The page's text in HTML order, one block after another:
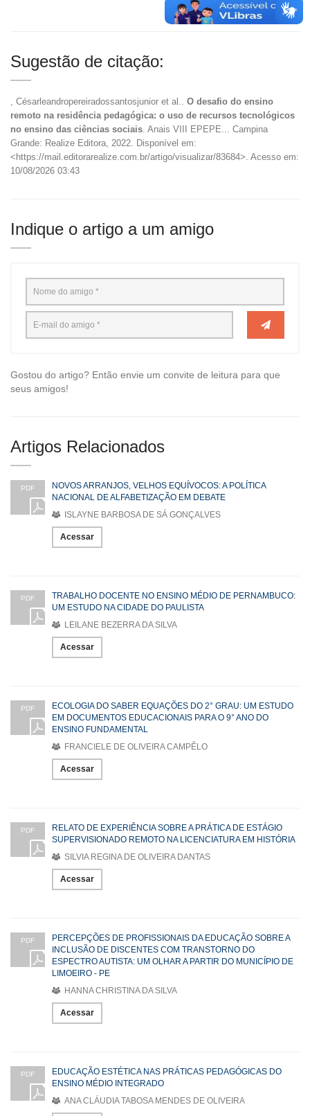
Sugestão de citação:
, Césarleandropereiradossantosjunior et al.. O desafio do ensino
remoto na residência pedagógica: o uso de recursos tecnológicos
no ensino das ciências sociais . Anais VIII EPEPE... Campina
Grande: Realize Editora, 2022. Disponível em:
<https://mail.editorarealize.com.br/artigo/visualizar/83684>. Acesso em:
10/08/2026 03:43
Indique o artigo a um amigo
Gostou do artigo? Então envie um convite de leitura para que
seus amigos!
Artigos Relacionados
PDF
NOVOS ARRANJOS, VELHOS EQUÍVOCOS: A POLÍTICA
NACIONAL DE ALFABETIZAÇÃO EM DEBATE
ISLAYNE BARBOSA DE SÁ GONÇALVES
Acessar
PDF
TRABALHO DOCENTE NO ENSINO MÉDIO DE PERNAMBUCO:
UM ESTUDO NA CIDADE DO PAULISTA
LEILANE BEZERRA DA SILVA
Acessar
PDF
ECOLOGIA DO SABER EQUAÇÕES DO 2° GRAU: UM ESTUDO
EM DOCUMENTOS EDUCACIONAIS PARA O 9° ANO DO
ENSINO FUNDAMENTAL
FRANCIELE DE OLIVEIRA CAMPÊLO
Acessar
PDF
RELATO DE EXPERIÊNCIA SOBRE A PRÁTICA DE ESTÁGIO
SUPERVISIONADO REMOTO NA LICENCIATURA EM HISTÓRIA
SILVIA REGINA DE OLIVEIRA DANTAS
Acessar
PDF
PERCEPÇÕES DE PROFISSIONAIS DA EDUCAÇÃO SOBRE A
INCLUSÃO DE DISCENTES COM TRANSTORNO DO
ESPECTRO AUTISTA: UM OLHAR A PARTIR DO MUNICÍPIO DE
LIMOEIRO - PE
HANNA CHRISTINA DA SILVA
Acessar
PDF
EDUCAÇÃO ESTÉTICA NAS PRÁTICAS PEDAGÓGICAS DO
ENSINO MÉDIO INTEGRADO
ANA CLÁUDIA TABOSA MENDES DE OLIVEIRA